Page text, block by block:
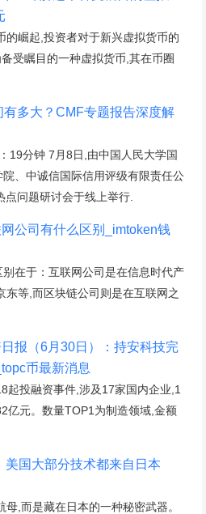
的崛起,投资者对于新兴虚拟货币的
受瞩目的一种虚拟货币,其在币圈
多大？CMF专题报告深度解
19分钟 7月8日,由中国人民大学国
、中诚信国际信用评级有限责任公
问题研讨会于线上举行.
公司有什么区别_imtoken钱
在于：互联网公司是在信息时代产
东等,而区块链公司则是在互联网之
报（6月30日）：持安科技完
币最新消息
起投融资事件,涉及17家国内企业,1
亿元。数量TOP1为制造领域,金额
美国大部分技术都来自日本
,而是藏在日本的一种秘密武器。